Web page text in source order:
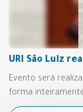
URI São Luiz
Evento será
forma